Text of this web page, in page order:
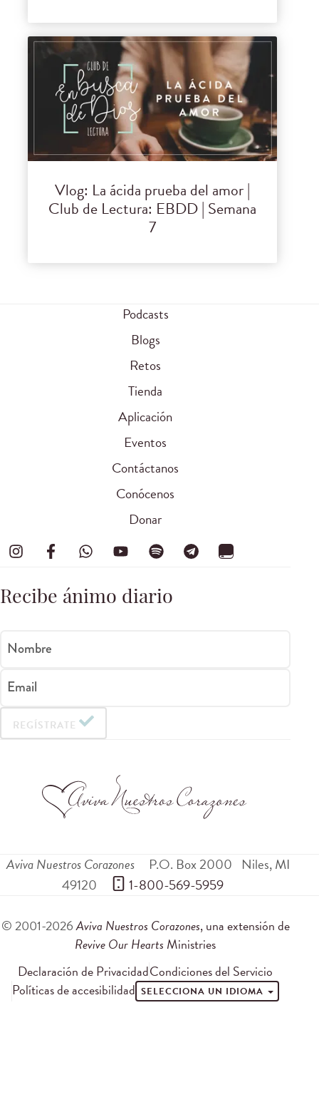
Vlog: La ácida prueba del amor |
Club de Lectura: EBDD | Semana
7
Podcasts
Blogs
Retos
Tienda
Aplicación
Eventos
Contáctanos
Conócenos
Donar
Recibe ánimo diario
Nombre
Email
REGÍSTRATE
Aviva Nuestros Corazones P.O. Box 2000 Niles,MI
49120
1-800-569-5959
© 2001-2026Aviva Nuestros Corazones, una extensión de
Revive Our Hearts Ministries
Declaración de PrivacidadCondiciones del Servicio
Políticas de accesibilidad SELECCIONA UN IDIOMA